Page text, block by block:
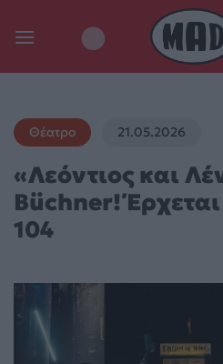
Θέατρο 21.05.2026
«Λεόντιος και
Büchner!
104